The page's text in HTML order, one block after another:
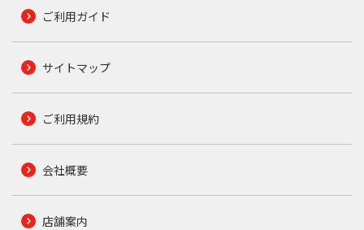
ご利用ガイド
サイトマップ
ご利用規約
会社概要
店舗案内